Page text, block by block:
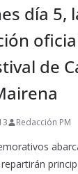
día 5,
de
Redacción PM